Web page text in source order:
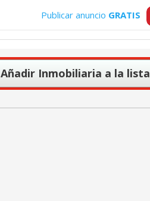
Publicar anuncio GRATIS
Añadir Inmobiliaria a la lista